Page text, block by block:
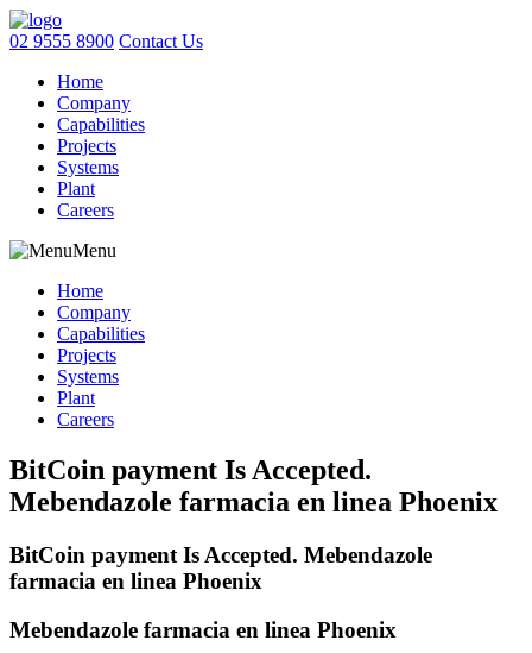
02 9555 8900 Contact Us
Home
Company
Capabilities
Projects
Systems
Plant
Careers
Menu
Home
Company
Capabilities
Projects
Systems
Plant
Careers
BitCoin payment Is Accepted.
Mebendazole farmacia en linea Phoenix
BitCoin payment Is Accepted. Mebendazole
farmacia en linea Phoenix
Mebendazole farmacia en linea Phoenix